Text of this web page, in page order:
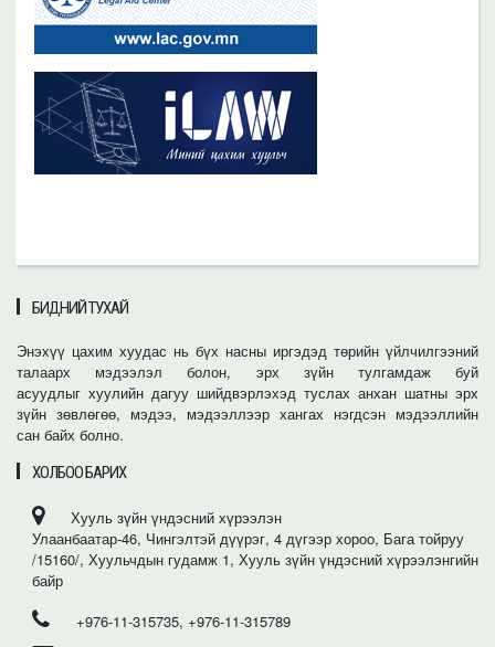
БИДНИЙ ТУХАЙ
Энэхүү цахим хуудас нь бүх насны иргэдэд төрийн үйлчилгээний
талаарх мэдээлэл болон, эрх зүйн тулгамдаж буй
асуудлыг хуулийн дагуу шийдвэрлэхэд туслах анхан шатны эрх
зүйн зөвлөгөө, мэдээ, мэдээллээр хангах нэгдсэн мэдээллийн
сан байх болно.
ХОЛБОО БАРИХ
Хууль зүйн үндэсний хүрээлэн
Улаанбаатар-46, Чингэлтэй дүүрэг, 4 дүгээр хороо, Бага тойруу
/15160/, Хуульчдын гудамж 1, Хууль зүйн үндэсний хүрээлэнгийн
байр
+976-11-315735, +976-11-315789